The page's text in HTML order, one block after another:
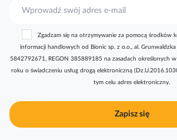
r
y
j
n
Zapisz się
Zgadzam się na otrzymywanie za pomocą środków
informacji handlowych od Bionic sp. z o.o., al.
5842792671, REGON 385889185 na zasadach określonych
roku o świadczeniu usług drogą elektroniczną
tym celu adres elektroniczny.